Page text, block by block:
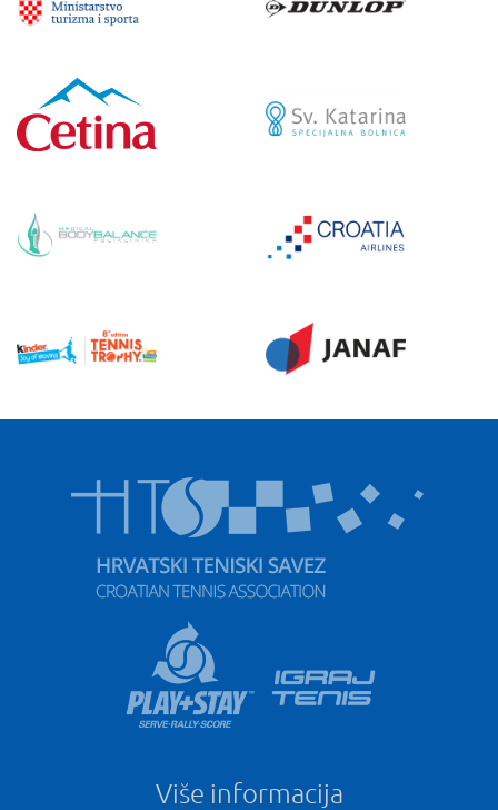
Više informacija